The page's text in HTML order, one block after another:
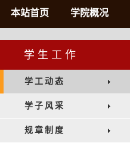
本站首页 学院概况
学生工作
学工动态
学子风采
规章制度